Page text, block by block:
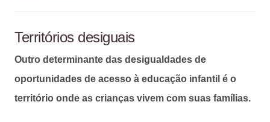
Territórios desiguais
Outro determinante das desigualdades de
oportunidades de acesso à educação infantil é o
território onde as crianças vivem com suas famílias.